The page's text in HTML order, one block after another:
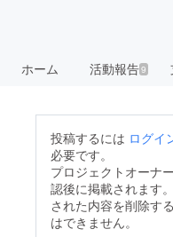
ホーム 活動報告9
投稿するには ログイ
必要です。
プロジェクトオーナ
認後に掲載されます
された内容を削除す
はできません。